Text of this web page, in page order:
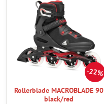
22%
Rollerblade MACROBLADE 90
black/red